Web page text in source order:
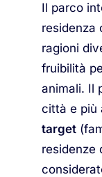
Il parco
residenza
ragioni
fruibilità
animali. Il
città e più
target
residenze